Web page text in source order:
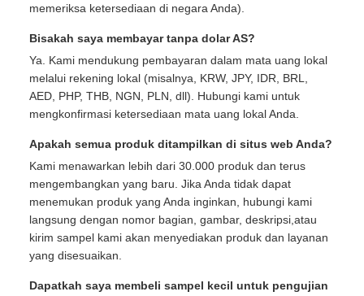
memeriksa ketersediaan di negara Anda).
Bisakah saya membayar tanpa dolar AS?
Ya. Kami mendukung pembayaran dalam mata uang lokal
melalui rekening lokal (misalnya, KRW, JPY, IDR, BRL,
AED, PHP, THB, NGN, PLN, dll). Hubungi kami untuk
mengkonfirmasi ketersediaan mata uang lokal Anda.
Apakah semua produk ditampilkan di situs web Anda?
Kami menawarkan lebih dari 30.000 produk dan terus
mengembangkan yang baru. Jika Anda tidak dapat
menemukan produk yang Anda inginkan, hubungi kami
langsung dengan nomor bagian, gambar, deskripsi,atau
kirim sampel kami akan menyediakan produk dan layanan
yang disesuaikan.
Dapatkah saya membeli sampel kecil untuk pengujian